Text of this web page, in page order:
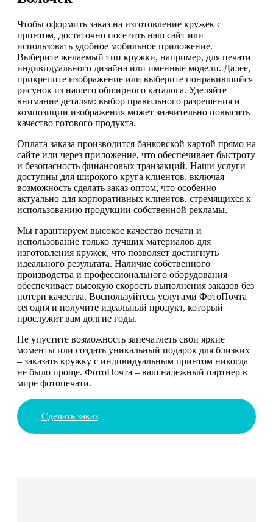
Чтобы оформить заказ на изготовление кружек с
принтом, достаточно посетить наш сайт или
использовать удобное мобильное приложение.
Выберите желаемый тип кружки, например, для печати
индивидуального дизайна или именные модели. Далее,
прикрепите изображение или выберите понравившийся
рисунок из нашего обширного каталога. Уделяйте
внимание деталям: выбор правильного разрешения и
композиции изображения может значительно повысить
качество готового продукта.
Оплата заказа производится банковской картой прямо на
сайте или через приложение, что обеспечивает быстроту
и безопасность финансовых транзакций. Наши услуги
доступны для широкого круга клиентов, включая
возможность сделать заказ оптом, что особенно
актуально для корпоративных клиентов, стремящихся к
использованию продукции собственной рекламы.
Мы гарантируем высокое качество печати и
использование только лучших материалов для
изготовления кружек, что позволяет достигнуть
идеального результата. Наличие собственного
производства и профессионального оборудования
обеспечивает высокую скорость выполнения заказов без
потери качества. Воспользуйтесь услугами ФотоПочта
сегодня и получите идеальный продукт, который
прослужит вам долгие годы.
Не упустите возможность запечатлеть свои яркие
моменты или создать уникальный подарок для близких
– заказать кружку с индивидуальным принтом никогда
не было проще. ФотоПочта – ваш надежный партнер в
мире фотопечати.
Сделать заказ